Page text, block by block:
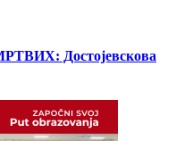
Достојевскова